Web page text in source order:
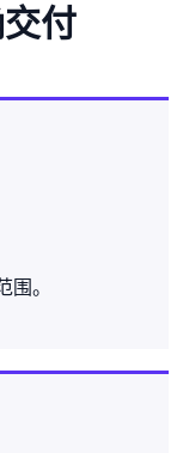
付
。